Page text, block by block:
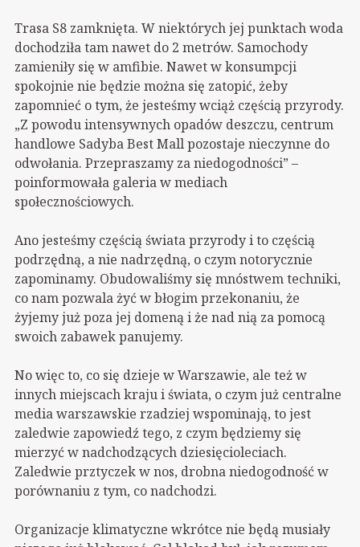
Trasa S8 zamknięta. W niektórych jej punktach woda
dochodziła tam nawet do 2 metrów. Samochody
zamieniły się w amfibie. Nawet w konsumpcji
spokojnie nie będzie można się zatopić, żeby
zapomnieć o tym, że jesteśmy wciąż częścią przyrody.
„Z powodu intensywnych opadów deszczu, centrum
handlowe Sadyba Best Mall pozostaje nieczynne do
odwołania. Przepraszamy za niedogodności” –
poinformowała galeria w mediach
społecznościowych.
Ano jesteśmy częścią świata przyrody i to częścią
podrzędną, a nie nadrzędną, o czym notorycznie
zapominamy. Obudowaliśmy się mnóstwem techniki,
co nam pozwala żyć w błogim przekonaniu, że
żyjemy już poza jej domeną i że nad nią za pomocą
swoich zabawek panujemy.
No więc to, co się dzieje w Warszawie, ale też w
innych miejscach kraju i świata, o czym już centralne
media warszawskie rzadziej wspominają, to jest
zaledwie zapowiedź tego, z czym będziemy się
mierzyć w nadchodzących dziesięcioleciach.
Zaledwie prztyczek w nos, drobna niedogodność w
porównaniu z tym, co nadchodzi.
Organizacje klimatyczne wkrótce nie będą musiały